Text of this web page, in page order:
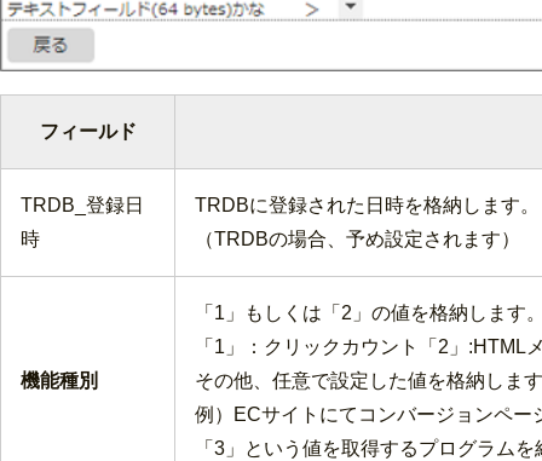
フィールド
TRDB_登録日
時
TRDBに登録された日時を格納します。
（TRDBの場合、予め設定されます）
機能種別
「1」もしくは「2」の値を格納します
「1」：クリックカウント「2」:HTML
その他、任意で設定した値を格納しま
例）ECサイトにてコンバージョンペー
「3」という値を取得するプログラム